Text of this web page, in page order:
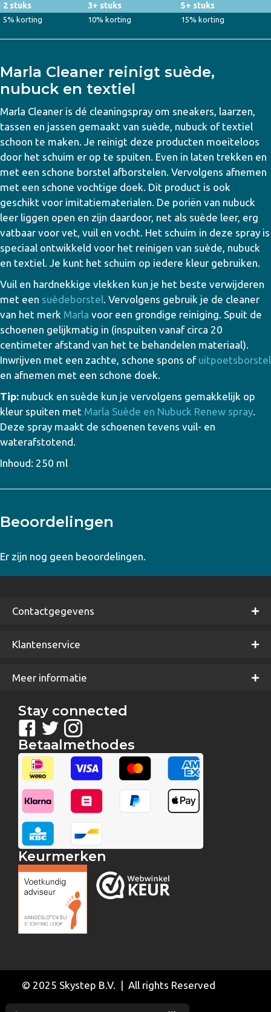
2 stuks 3+ stuks 5+ stuks
5% korting 10% korting 15% korting
Marla Cleaner reinigt suède,
nubuck en textiel
Marla Cleaner is dé cleaningspray om sneakers, laarzen,
tassen en jassen gemaakt van suède, nubuck of textiel
schoon te maken. Je reinigt deze producten moeiteloos
door het schuim er op te spuiten. Even in laten trekken en
met een schone borstel afborstelen. Vervolgens afnemen
met een schone vochtige doek. Dit product is ook
geschikt voor imitatiematerialen. De poriën van nubuck
leer liggen open en zijn daardoor, net als suède leer, erg
vatbaar voor vet, vuil en vocht. Het schuim in deze spray is
speciaal ontwikkeld voor het reinigen van suède, nubuck
en textiel. Je kunt het schuim op iedere kleur gebruiken.
Vuil en hardnekkige vlekken kun je het beste verwijderen
met een suèdeborstel. Vervolgens gebruik je de cleaner
van het merk Marla voor een grondige reiniging. Spuit de
schoenen gelijkmatig in (inspuiten vanaf circa 20
centimeter afstand van het te behandelen materiaal).
Inwrijven met een zachte, schone spons of uitpoetsborstel
en afnemen met een schone doek.
Tip: nubuck en suède kun je vervolgens gemakkelijk op
kleur spuiten met Marla Suède en Nubuck Renew spray.
Deze spray maakt de schoenen tevens vuil- en
waterafstotend.
Inhoud: 250 ml
Beoordelingen
Er zijn nog geen beoordelingen.
Contactgegevens
Klantenservice
Meer informatie
Stay connected
Betaalmethodes
Keurmerken
© 2025 Skystep B.V. | All rights Reserved